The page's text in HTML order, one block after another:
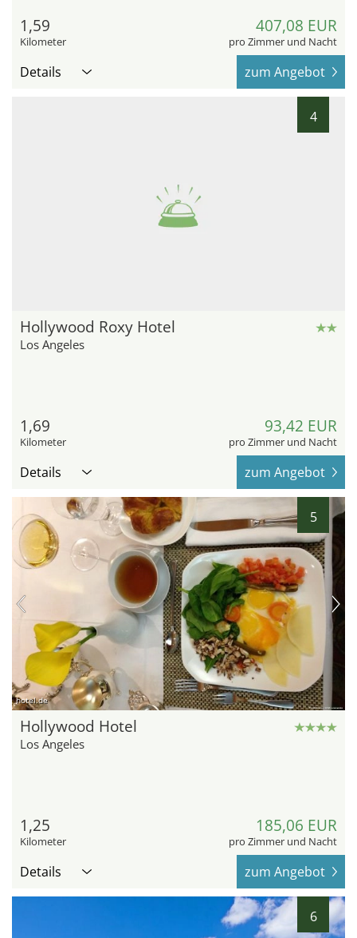
1,59
Kilometer
407,08 EUR
pro Zimmer und Nacht
Details zum Angebot
4
Hollywood Roxy Hotel
Los Angeles
1,69
Kilometer
93,42 EUR
pro Zimmer und Nacht
Details zum Angebot
5
hotel.de
Hollywood Hotel
Los Angeles
1,25
Kilometer
185,06 EUR
pro Zimmer und Nacht
Details zum Angebot
6